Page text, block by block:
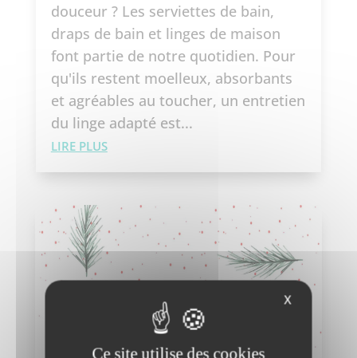
douceur ? Les serviettes de bain,
draps de bain et linges de maison
font partie de notre quotidien. Pour
qu'ils restent moelleux, absorbants
et agréables au toucher, un entretien
du linge adapté est...
LIRE PLUS
X
Ce site utilise des cookies